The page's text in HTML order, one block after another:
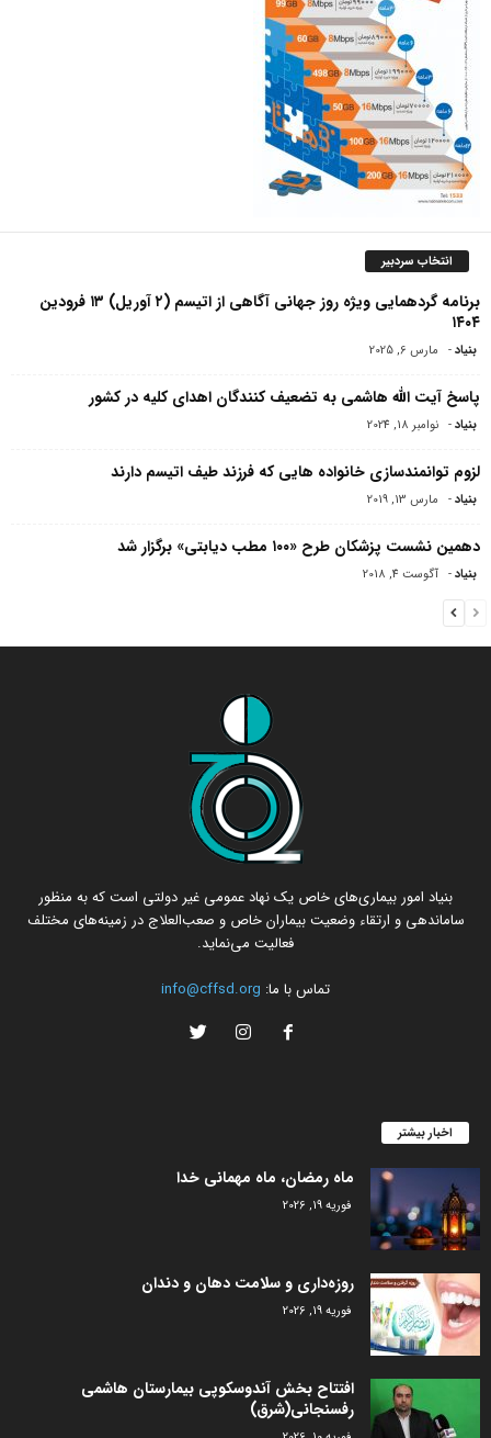
انتخاب سردبیر
برنامه گردهمایی ویژه روز جهانی آگاهی از اتیسم (۲ آوریل) ۱۳ فرودین
۱۴۰۴
بنیاد- مارس 6, 2025
پاسخ آیت الله هاشمی به تضعیف کنندگان اهدای کلیه در کشور
بنیاد- نوامبر 18, 2024
لزوم توانمندسازی خانواده هایی که فرزند طیف اتیسم دارند
بنیاد- مارس 13, 2019
دهمین نشست پزشکان طرح «۱۰۰ مطب دیابتی» برگزار شد
بنیاد- آگوست 4, 2018
بنیاد امور بیماری‌های خاص یک نهاد عمومی غیر دولتی است که به منظور
ساماندهی و ارتقاء وضعیت بیماران خاص و صعب‌العلاج در زمینه‌های مختلف
فعالیت می‌نماید.
تماس با ما: info@cffsd.org
اخبار بیشتر
ماه رمضان، ماه مهمانی خدا
فوریه 19, 2026
روزه‌داری و سلامت دهان و دندان
فوریه 19, 2026
افتتاح بخش آندوسکوپی بیمارستان هاشمی
رفسنجانی(شرق)